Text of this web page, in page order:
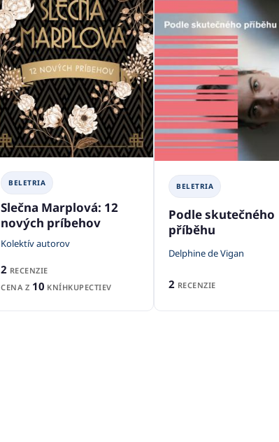
BELETRIA
Slečna Marplová: 12
nových príbehov
Kolektív autorov
2 RECENZIE
CENA Z 10 KNÍHKUPECTIEV
BELETRIA
Podle skutečného
příběhu
Delphine de Vigan
2 RECENZIE